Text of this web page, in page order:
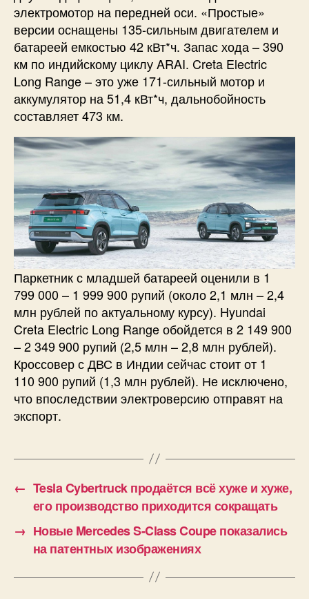
электромотор на передней оси. «Простые»
версии оснащены 135-сильным двигателем и
батареей емкостью 42 кВт*ч. Запас хода – 390
км по индийскому циклу ARAI. Creta Electric
Long Range – это уже 171-сильный мотор и
аккумулятор на 51,4 кВт*ч, дальнобойность
составляет 473 км.
Паркетник с младшей батареей оценили в 1
799 000 – 1 999 900 рупий (около 2,1 млн – 2,4
млн рублей по актуальному курсу). Hyundai
Creta Electric Long Range обойдется в 2 149 900
– 2 349 900 рупий (2,5 млн – 2,8 млн рублей).
Кроссовер с ДВС в Индии сейчас стоит от 1
110 900 рупий (1,3 млн рублей). Не исключено,
что впоследствии электроверсию отправят на
экспорт.
← Tesla Cybertruck продаётся всё хуже и хуже,
его производство приходится сокращать
→ Новые Mercedes S-Class Coupe показались
на патентных изображениях